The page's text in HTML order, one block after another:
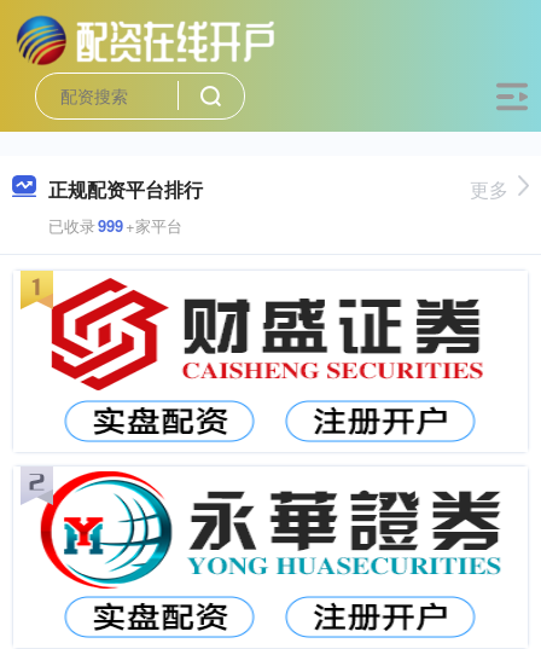
正规配资平台排行
已收录999+家平台
更多